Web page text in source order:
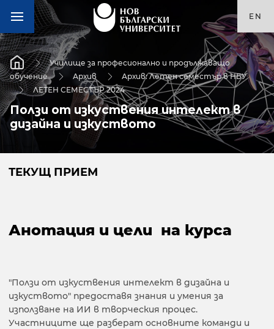
EN
Училище за професионално и продължаващо
обучение
Архив
Архив: Летен семестър в НБУ
ЛЕТЕН СЕМЕСТЪР 2024
Ползи от изкуствения интелект в
дизайна и изкуството
ТЕКУЩ ПРИЕМ
Анотация и цели на курса
"Ползи от изкуствения интелект в дизайна и
изкуството" предоставя знания и умения за
използване на ИИ в творческия процес.
Участниците ще разберат основните команди и